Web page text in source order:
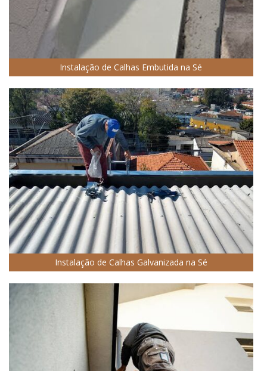
Instalação de Calhas Embutida na Sé
Instalação de Calhas Galvanizada na Sé